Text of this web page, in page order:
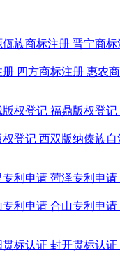
佤族商标注册 晋宁商标
册 四方商标注册 惠农
版权登记 福鼎版权登记
权登记 西双版纳傣族
专利申请 菏泽专利申请
专利申请 合山专利申请
贯标认证 封开贯标认证